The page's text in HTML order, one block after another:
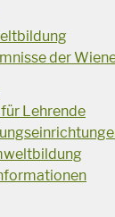
der
Lehrende